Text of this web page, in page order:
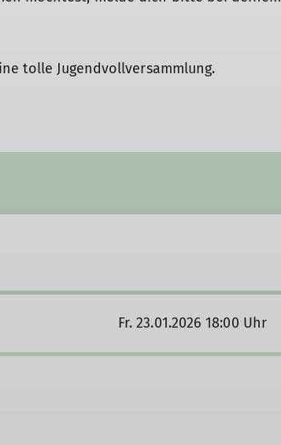
tolle Jugendvollversammlung.
Fr. 23.01.2026 18:00 Uhr